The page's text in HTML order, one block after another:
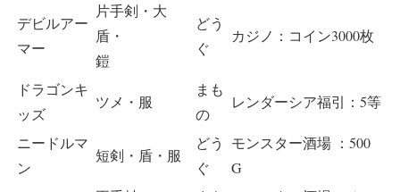
デビルアー
マー
片手剣・大
盾・
鎧
どう
ぐ
カジノ：コイン3000枚
ドラゴンキ
ッズ
ツメ・服
まも
の
レンダーシア福引：5等
ニードルマ
ン
短剣・盾・服
どう
ぐ
モンスター酒場 ：500
G